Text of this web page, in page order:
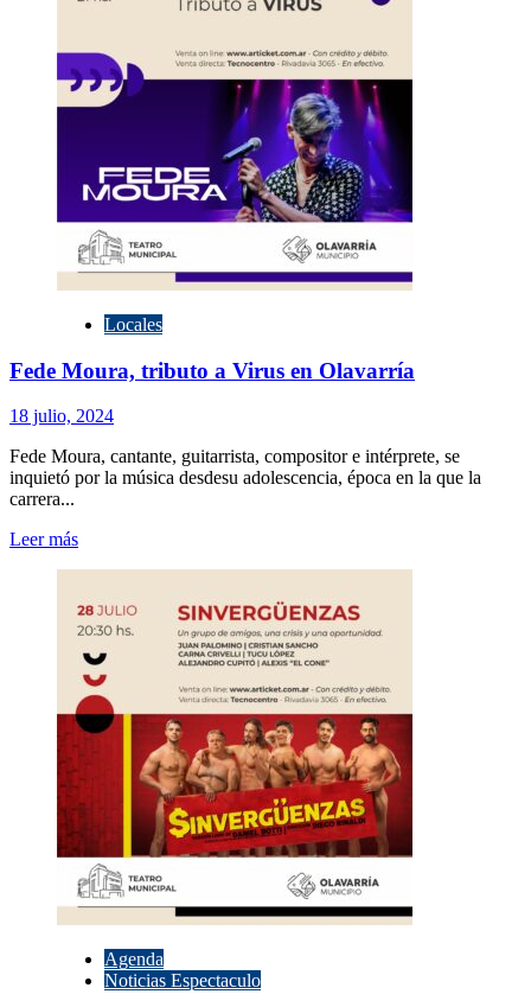
Álvarez
anuncian
nueva
Locales
Fede Moura, tributo a Virus en Olavarría
18 julio, 2024
Fede Moura, cantante, guitarrista, compositor e intérprete, se
inquietó por la música desdesu adolescencia, época en la que la
carrera...
Leer másLeer
Fede
Moura,
a
Virus
en
Olavarría
Agenda
Noticias Espectaculo